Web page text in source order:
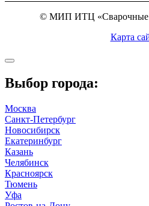
© МИП ИТЦ «Сварочные
Карта
Выбор города:
Москва
Санкт-Петербург
Новосибирск
Екатеринбург
Казань
Челябинск
Красноярск
Тюмень
Уфа